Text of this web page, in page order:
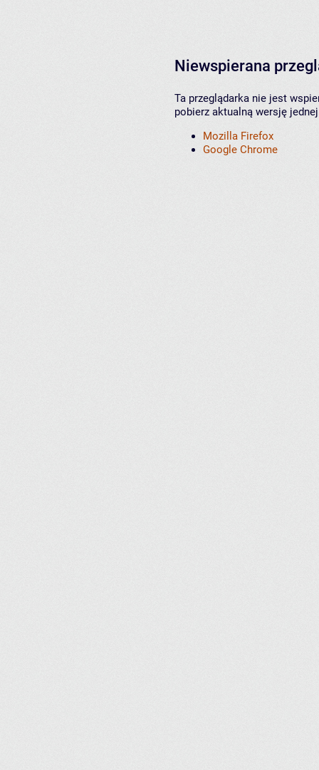
Niewspierana
Ta przeglądarka nie jest
pobierz aktualną wersję
Mozilla Firefox
Google Chrome